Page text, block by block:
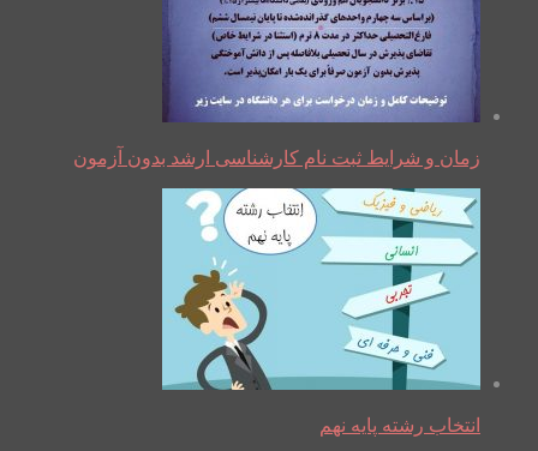
زمان و شرایط ثبت نام کارشناسی ارشد بدون آزمون
انتخاب رشته پایه نهم